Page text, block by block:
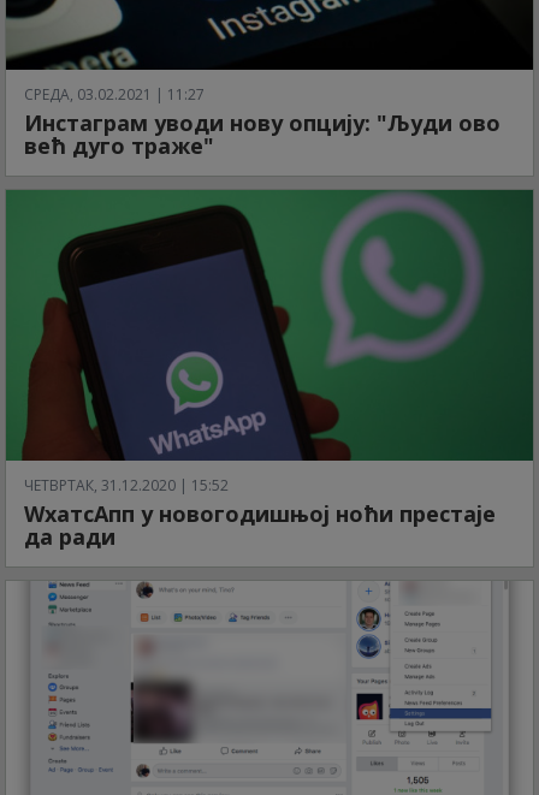
СРЕДА, 03.02.2021 | 11:27
Инстаграм уводи нову опцију: "Људи ово
већ дуго траже"
ЧЕТВРТАК, 31.12.2020 | 15:52
WхатсАпп у новогодишњој ноћи престаје
да ради